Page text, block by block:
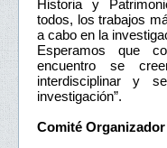
Historia y
todos, los trabajos
a cabo en la
Esperamos que
encuentro se
interdisciplinar y
investigación”.
Comité Organizador